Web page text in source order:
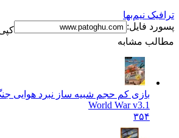
نیم‌بها
فایل:
کپی شد
مشابه
بازی کم حجم شبیه ساز نبرد هوایی جنگ
World War v3.1